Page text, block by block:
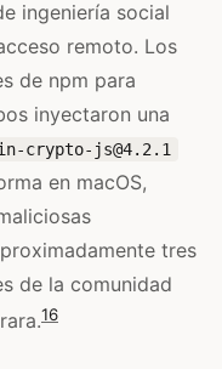
ingeniería social
remoto. Los
de npm para
inyectaron una
crypto-js@4.2.1
en macOS,
tres
de la comunidad
16